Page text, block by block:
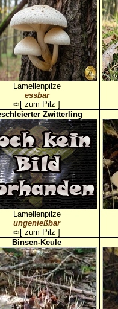
Lamellenpilze
essbar
➪[ zum Pilz ]
Zwitterling
Lamellenpilze
ungenießbar
➪[ zum Pilz ]
Binsen-Keule